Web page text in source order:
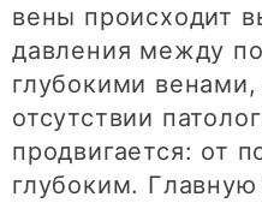
вены происходит
давления между
глубокими
отсутствии
продвигается: от
глубоким.